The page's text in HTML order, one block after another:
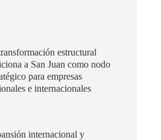
estructural
a San Juan como nodo
para empresas
e internacionales
internacional y